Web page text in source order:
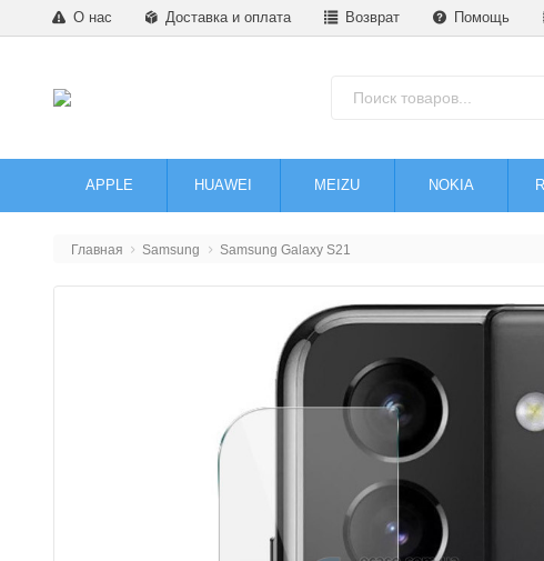
О нас Доставка и оплата Возврат Помощь
APPLE HUAWEI MEIZU NOKIA
Главная Samsung Samsung Galaxy S21